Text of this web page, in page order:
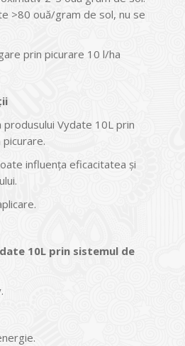
>80 ouă/gram de sol, nu se
prin picurare 10 l/ha
produsului Vydate 10L prin
influenţa eficacitatea și
10L prin sistemul de